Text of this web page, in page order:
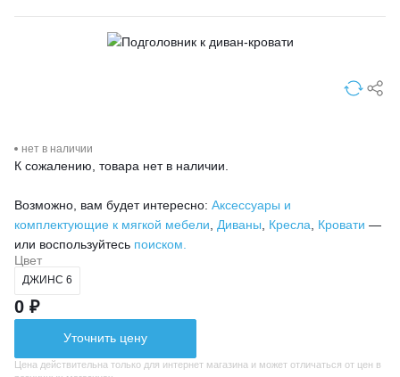
нет в наличии
К сожалению, товара нет в наличии.
Возможно, вам будет интересно: Аксессуары и
комплектующие к мягкой мебели
Диваны Кресла Кровати —
или воспользуйтесь поиском.
Цвет
ДЖИНС 6
0 ₽
Уточнить цену
Цена действительна только для интернет магазина и может отличаться от цен в